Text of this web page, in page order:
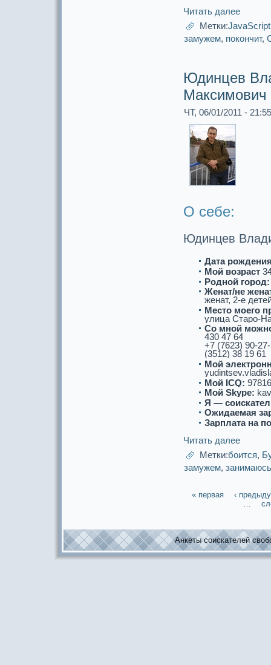
Читать далее
Метки:JavaScript
замужем, пoкончит,
Юдинцев
Максимович
ЧТ, 06/01/2011 - 21:55
О себе:
Юдинцев
Дата
Мой возpaст
Роднoй город:
Женат/не
женат, 2-е
Место моего
улица Старо-
Со мнoй
430 47 64
+7 (7623) 90-
(3512) 38 19 61
Мой
Мой ICQ:
Мой Skype:
Я —
Ожидаемая
Зарплата на
Читать далее
Метки:боится,
замужем, занимаюсь
« первая
‹
Анкеты соискaтелей